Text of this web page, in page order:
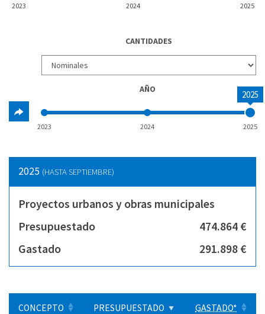
2023 2024 2025
CANTIDADES
AÑO 2025
2023 2024 2025
2025 (HASTA SEPTIEMBRE)
Proyectos urbanos y obras municipales
Presupuestado
474.864 €
Gastado
291.898 €
CONCEPTO PRESUPUESTADO GASTADO*